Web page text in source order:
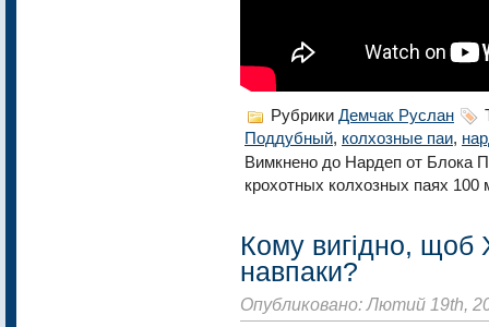
Рубрики Демчак Руслан
Поддубный, колхозные паи,
Вимкнено до Нардеп от Блока
крохотных колхозных паях 100
Кому вигідно, щоб
навпаки?
Опубликовано: Лютий 19th,